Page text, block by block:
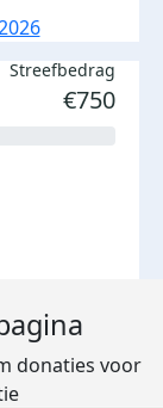
Streefbedrag
€750
donaties voor